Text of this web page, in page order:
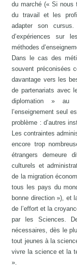
du marché (« Si nous
du travail et les
adapter son
d’expériences sur
méthodes
Dans le cas des
souvent préconisées
davantage vers les
de partenariats avec
diplomation » au
l’enseignement seul
problème : d’autres
Les contraintes
encore trop
étrangers demeure
culturels et
de la migration
tous les pays du
bonne direction »), et
de l’effort et la
par les Sciences.
nécessaires, dès le
tout jeunes à la
vivre la science et la
».